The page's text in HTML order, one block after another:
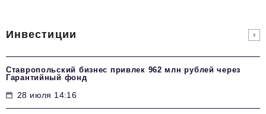
Инвестиции
Ставропольский бизнес привлек 962 млн рублей через
Гарантийный фонд
28 июля 14:16